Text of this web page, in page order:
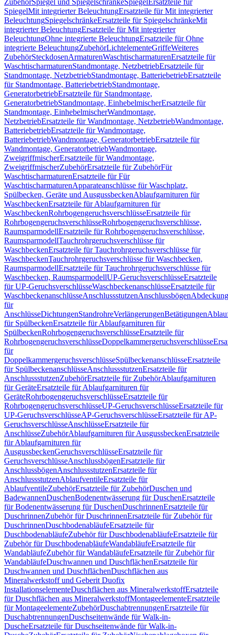
ZubehörSpiegel und SpiegelschränkeSpiegel Ersatzteile für
SpiegelMit integrierter BeleuchtungErsatzteile für Mit integrierter
BeleuchtungSpiegelschränkeErsatzteile für SpiegelschränkeMit
integrierter BeleuchtungErsatzteile für Mit integrierter
BeleuchtungOhne integrierte BeleuchtungErsatzteile für Ohne
integrierte BeleuchtungZubehörLichtelementeGriffeWeiteres
ZubehörSteckdosenArmaturenWaschtischarmaturenErsatzteile für
WaschtischarmaturenStandmontage, NetzbetriebErsatzteile für
Standmontage, NetzbetriebStandmontage, BatteriebetriebErsatzteile
für Standmontage, BatteriebetriebStandmontage,
GeneratorbetriebErsatzteile für Standmontage,
GeneratorbetriebStandmontage, EinhebelmischerErsatzteile für
Standmontage, EinhebelmischerWandmontage,
NetzbetriebErsatzteile für Wandmontage, NetzbetriebWandmontage,
BatteriebetriebErsatzteile für Wandmontage,
BatteriebetriebWandmontage, GeneratorbetriebErsatzteile für
Wandmontage, GeneratorbetriebWandmontage,
ZweigriffmischerErsatzteile für Wandmontage,
ZweigriffmischerZubehörErsatzteile für ZubehörFür
WaschtischarmaturenErsatzteile für Für
WaschtischarmaturenApparateanschlüsse für Waschplatz,
Spülbecken, Geräte und AusgussbeckenAblaufgarnituren für
WaschbeckenErsatzteile für Ablaufgarnituren für
WaschbeckenRohrbogengeruchsverschlüsseErsatzteile für
RohrbogengeruchsverschlüsseRohrbogengeruchsverschlüsse,
RaumsparmodellErsatzteile für Rohrbogengeruchsverschlüsse,
RaumsparmodellTauchrohrgeruchsverschlüsse für
WaschbeckenErsatzteile für Tauchrohrgeruchsverschlüsse für
WaschbeckenTauchrohrgeruchsverschlüsse für Waschbecken,
RaumsparmodellErsatzteile für Tauchrohrgeruchsverschlüsse für
Waschbecken, RaumsparmodellUP-GeruchsverschlüsseErsatzteile
für UP-GeruchsverschlüsseWaschbeckenanschlüsseErsatzteile für
WaschbeckenanschlüsseAnschlussstutzenAnschlussbögen
für
AnschlüsseDichtungenStandrohreVerlängerungenBetätigungen
für SpülbeckenErsatzteile für Ablaufgarnituren für
SpülbeckenRohrbogengeruchsverschlüsseErsatzteile für
RohrbogengeruchsverschlüsseDoppelkammergeruchsverschlüsse
für
DoppelkammergeruchsverschlüsseSpülbeckenanschlüsseErsatzteile
für SpülbeckenanschlüsseAnschlussstutzenErsatzteile für
AnschlussstutzenZubehörErsatzteile für ZubehörAblaufgarnituren
für GeräteErsatzteile für Ablaufgarnituren für
GeräteRohrbogengeruchsverschlüsseErsatzteile für
RohrbogengeruchsverschlüsseUP-GeruchsverschlüsseErsatzteile für
UP-GeruchsverschlüsseAP-GeruchsverschlüsseErsatzteile für AP-
GeruchsverschlüsseAnschlüsseErsatzteile für
AnschlüsseZubehörAblaufgarnituren für AusgussbeckenErsatzteile
für Ablaufgarnituren für
AusgussbeckenGeruchsverschlüsseErsatzteile für
GeruchsverschlüsseAnschlussbögenErsatzteile für
AnschlussbögenAnschlussstutzenErsatzteile für
AnschlussstutzenAblaufventileErsatzteile für
AblaufventileZubehörErsatzteile für ZubehörDuschen und
BadewannenDuschenBodenentwässerung für DuschenErsatzteile
für Bodenentwässerung für DuschenDuschrinnenErsatzteile für
DuschrinnenZubehör für DuschrinnenErsatzteile für Zubehör für
DuschrinnenDuschbodenabläufeErsatzteile für
DuschbodenabläufeZubehör für DuschbodenabläufeErsatzteile für
Zubehör für DuschbodenabläufeWandabläufeErsatzteile für
WandabläufeZubehör für WandabläufeErsatzteile für Zubehör für
WandabläufeDuschwannen und DuschflächenErsatzteile für
Duschwannen und DuschflächenDuschflächen aus
Mineralwerkstoff und Geberit Duofix
InstallationselementeDuschflächen aus MineralwerkstoffErsatzteile
für Duschflächen aus MineralwerkstoffMontageelementeErsatzteile
für MontageelementeZubehörDuschabtrennungenErsatzteile für
DuschabtrennungenDuschseitenwände für Walk-in-
DuscheErsatzteile für Duschseitenwände für Walk-in-